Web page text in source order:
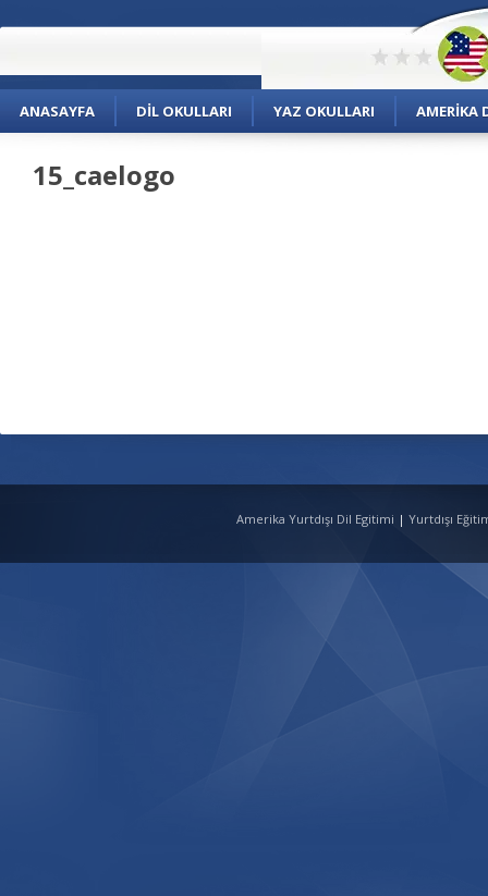
ANASAYFA DIL OKULLARI YAZ OKULLARI AMERIKA
15_caelogo
Amerika Yurtdışı Dil Egitimi | Yurtdışı